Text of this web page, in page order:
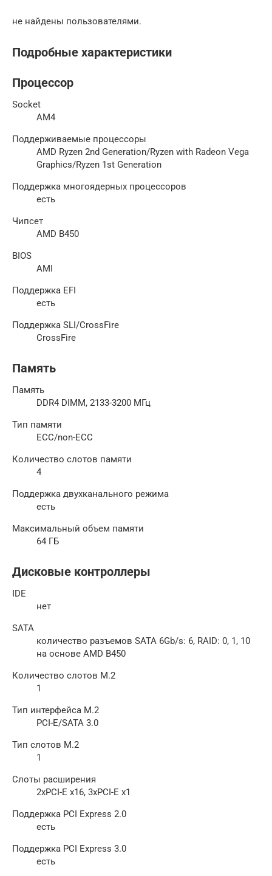
не найдены пользователями.
Подробные характеристики
Процессор
Socket
AM4
Поддерживаемые процессоры
AMD Ryzen 2nd Generation/Ryzen with Radeon Vega
Graphics/Ryzen 1st Generation
Поддержка многоядерных процессоров
есть
Чипсет
AMD B450
BIOS
AMI
Поддержка EFI
есть
Поддержка SLI/CrossFire
CrossFire
Память
Память
DDR4 DIMM, 2133-3200 МГц
Тип памяти
ECC/non-ECC
Количество слотов памяти
4
Поддержка двухканального режима
есть
Максимальный объем памяти
64 ГБ
Дисковые контроллеры
IDE
нет
SATA
количество разъемов SATA 6Gb/s: 6, RAID: 0, 1, 10
на основе AMD B450
Количество слотов M.2
1
Тип интерфейса M.2
PCI-E/SATA 3.0
Тип слотов M.2
1
Слоты расширения
2xPCI-E x16, 3xPCI-E x1
Поддержка PCI Express 2.0
есть
Поддержка PCI Express 3.0
есть